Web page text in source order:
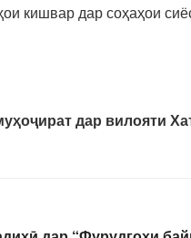
кишвар дар соҳаҳои
дар вилояти